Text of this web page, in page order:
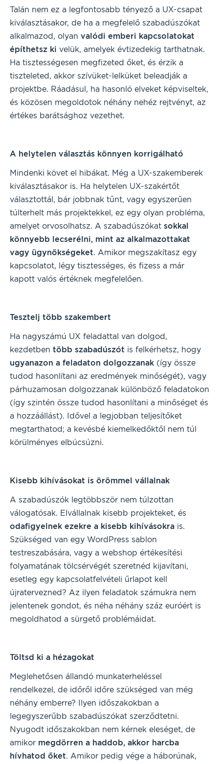
Talán nem ez a legfontosabb tényező a UX-csapat
kiválasztásakor, de ha a megfelelő szabadúszókat
alkalmazod, olyan valódi emberi kapcsolatokat
építhetsz ki velük, amelyek évtizedekig tarthatnak.
Ha tisztességesen megfizeted őket, és érzik a
tiszteleted, akkor szívüket-lelküket beleadják a
projektbe. Ráadásul, ha hasonló elveket képviseltek,
és közösen megoldotok néhány nehéz rejtvényt, az
értékes barátsághoz vezethet.
A helytelen választás könnyen korrigálható
Mindenki követ el hibákat. Még a UX-szakemberek
kiválasztásakor is. Ha helytelen UX-szakértőt
választottál, bár jobbnak tűnt, vagy egyszerűen
túlterhelt más projektekkel, ez egy olyan probléma,
amelyet orvosolhatsz. A szabadúszókat sokkal
könnyebb lecserélni, mint az alkalmazottakat
vagy ügynökségeket. Amikor megszakítasz egy
kapcsolatot, légy tisztességes, és fizess a már
kapott valós értéknek megfelelően.
Tesztelj több szakembert
Ha nagyszámú UX feladattal van dolgod,
kezdetben több szabadúszót is felkérhetsz, hogy
ugyanazon a feladaton dolgozzanak (így össze
tudod hasonlítani az eredmények minőségét), vagy
párhuzamosan dolgozzanak különböző feladatokon
(így szintén össze tudod hasonlítani a minőséget és
a hozzáállást). Idővel a legjobban teljesítőket
megtarthatod; a kevésbé kiemelkedőktől nem túl
körülményes elbúcsúzni.
Kisebb kihívásokat is örömmel vállalnak
A szabadúszók legtöbbször nem túlzottan
válogatósak. Elvállalnak kisebb projekteket, és
odafigyelnek ezekre a kisebb kihívásokra is.
Szükséged van egy WordPress sablon
testreszabására, vagy a webshop értékesítési
folyamatának tölcsérvégét szeretnéd kijavítani,
esetleg egy kapcsolatfelvételi űrlapot kell
újratervezned? Az ilyen feladatok számukra nem
jelentenek gondot, és néha néhány száz euróért is
megoldhatod a sürgető problémáidat.
Töltsd ki a hézagokat
Meglehetősen állandó munkaterheléssel
rendelkezel, de időről időre szükséged van még
néhány emberre? Ilyen időszakokban a
legegyszerűbb szabadúszókat szerződtetni.
Nyugodt időszakokban nem kérnek eleséget, de
amikor megdörren a haddob, akkor harcba
hívhatod őket. Amikor pedig vége a háborúnak,